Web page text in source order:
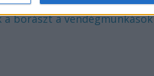
borászt a vendégmunkások